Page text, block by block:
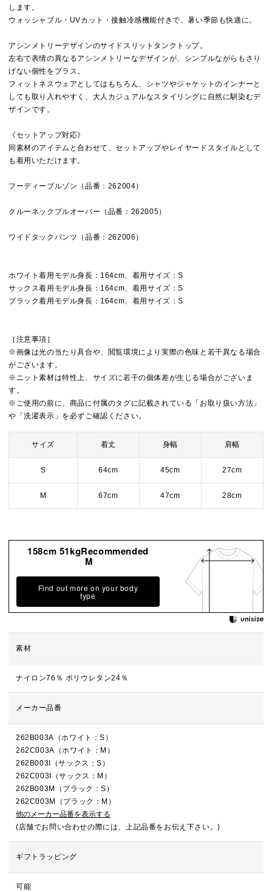
します。
ウォッシャブル・UVカット・接触冷感機能付きで、暑い季節も快適に。
アシンメトリーデザインのサイドスリットタンクトップ。
左右で表情の異なるアシンメトリーなデザインが、シンプルながらもさり
げない個性をプラス。
フィットネスウェアとしてはもちろん、シャツやジャケットのインナーと
しても取り入れやすく、大人カジュアルなスタイリングに自然に馴染むデ
ザインです。
《セットアップ対応》
同素材のアイテムと合わせて、セットアップやレイヤードスタイルとして
も着用いただけます。
フーディーブルゾン（品番：262004）
クルーネックプルオーバー（品番：262005）
ワイドタックパンツ（品番：262006）
ホワイト着用モデル身長：164cm、着用サイズ：S
サックス着用モデル身長：164cm、着用サイズ：S
ブラック着用モデル身長：164cm、着用サイズ：S
［注意事項］
※画像は光の当たり具合や、閲覧環境により実際の色味と若干異なる場合
がございます。
※ニット素材は特性上、サイズに若干の個体差が生じる場合がございま
す。
※ご使用の前に、商品に付属のタグに記載されている「お取り扱い方法」
や「洗濯表示」を必ずご確認ください。
サイズ 着丈 身幅 肩幅
S 64cm 45cm 27cm
M 67cm 47cm 28cm
158cm 51kgRecommended
M
Find out more on your body
type
素材
ナイロン76％ ポリウレタン24％
メーカー品番
262B003A（ホワイト：S）
262C003A（ホワイト：M）
262B003I（サックス：S）
262C003I（サックス：M）
262B003M（ブラック：S）
262C003M（ブラック：M）
他のメーカー品番を表示する
(店舗でお問い合わせの際には、上記品番をお伝え下さい。)
ギフトラッピング
可能